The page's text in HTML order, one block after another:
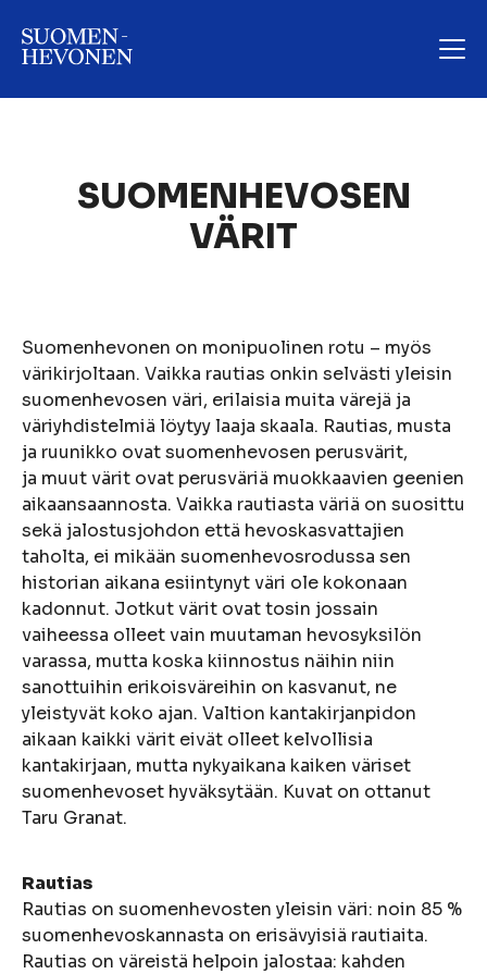
SUOMENHEVOSEN
VÄRIT
Suomenhevonen on monipuolinen rotu – myös
värikirjoltaan. Vaikka rautias onkin selvästi yleisin
suomenhevosen väri, erilaisia muita värejä ja
väriyhdistelmiä löytyy laaja skaala. Rautias, musta
ja ruunikko ovat suomenhevosen perusvärit,
ja muut värit ovat perusväriä muokkaavien geenien
aikaansaannosta. Vaikka rautiasta väriä on suosittu
sekä jalostusjohdon että hevoskasvattajien
taholta, ei mikään suomenhevosrodussa sen
historian aikana esiintynyt väri ole kokonaan
kadonnut. Jotkut värit ovat tosin jossain
vaiheessa olleet vain muutaman hevosyksilön
varassa, mutta koska kiinnostus näihin niin
sanottuihin erikoisväreihin on kasvanut, ne
yleistyvät koko ajan. Valtion kantakirjanpidon
aikaan kaikki värit eivät olleet kelvollisia
kantakirjaan, mutta nykyaikana kaiken väriset
suomenhevoset hyväksytään. Kuvat on ottanut
Taru Granat.
Rautias
Rautias on suomenhevosten yleisin väri: noin 85 %
suomenhevoskannasta on erisävyisiä rautiaita.
Rautias on väreistä helpoin jalostaa: kahden